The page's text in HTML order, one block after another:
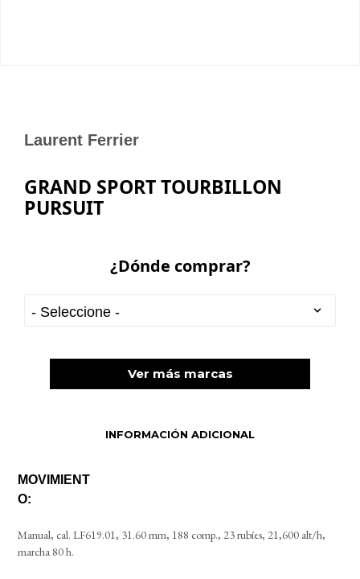
Laurent Ferrier
GRAND SPORT TOURBILLON
PURSUIT
¿Dónde comprar?
Ver más marcas
INFORMACIÓN ADICIONAL
MOVIMIENT
O:
Manual, cal. LF619.01, 31.60 mm, 188 comp., 23 rubíes, 21,600 alt/h,
marcha 80 h.